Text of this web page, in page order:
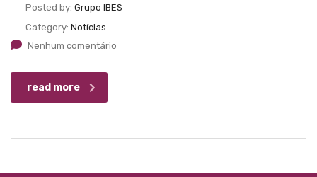
Posted by: Grupo IBES
Category: Notícias
Nenhum comentário
read more